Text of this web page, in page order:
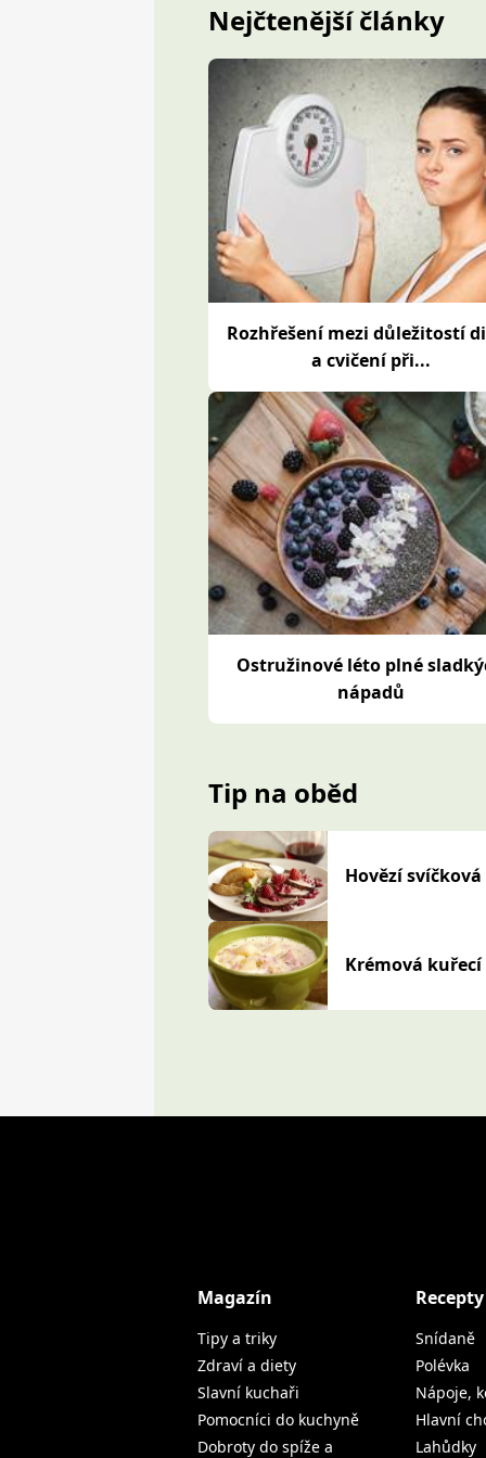
Nejčtenější články
Rozhřešení mezi důležitostí
a cvičení při...
Ostružinové léto plné
nápadů
Tip na oběd
Hovězí
Krémová
Magazín
Tipy a triky
Zdraví a diety
Slavní kuchaři
Pomocníci do kuchyně
Dobroty do spíže a
Recepty
Snídaně
Polévka
Nápoje,
Hlavní
Lahůdky